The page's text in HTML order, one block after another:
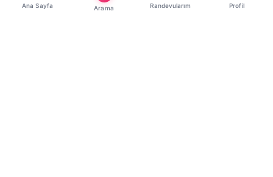
Ana Sayfa Arama Randevularım Profil